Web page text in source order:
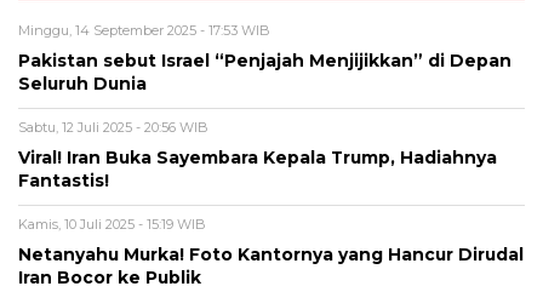
Minggu, 14 September 2025 - 17:53 WIB
Pakistan sebut Israel “Penjajah Menjijikkan” di Depan
Seluruh Dunia
Sabtu, 12 Juli 2025 - 20:56 WIB
Viral! Iran Buka Sayembara Kepala Trump, Hadiahnya
Fantastis!
Kamis, 10 Juli 2025 - 15:19 WIB
Netanyahu Murka! Foto Kantornya yang Hancur Dirudal
Iran Bocor ke Publik